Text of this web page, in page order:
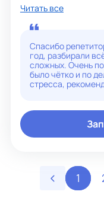
В своей практике я
материала, а не на
занятиях была
атмосфера, где
делать ошибки.
Помимо проведения
в учебный процесс
множеству ребят
легко закрыть
В свободное время
современные
полюбить предмет!
Читать все
Спасибо
год, разбирали
сложных. Очень
было чётко и по
стресса,
1